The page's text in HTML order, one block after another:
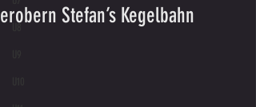
U8
erobern Stefan’s Kegelbahn